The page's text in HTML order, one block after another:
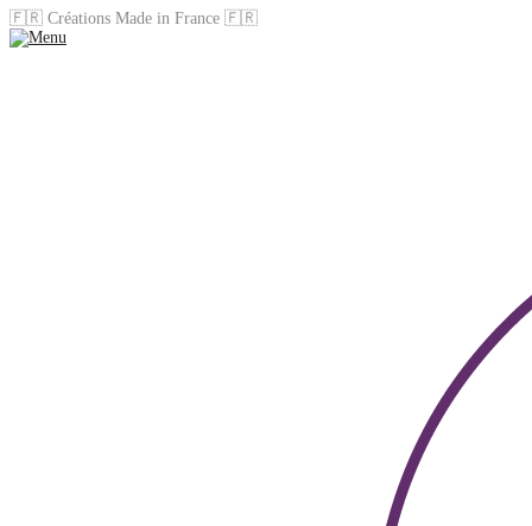
🇫🇷 Créations Made in France 🇫🇷